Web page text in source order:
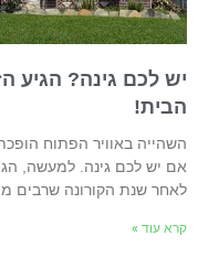
לכם גינה? הגיע
באוויר הפתוח הופכת
יש לכם גינה. למעשה,
שנת הקורונה שרבים
עוד »